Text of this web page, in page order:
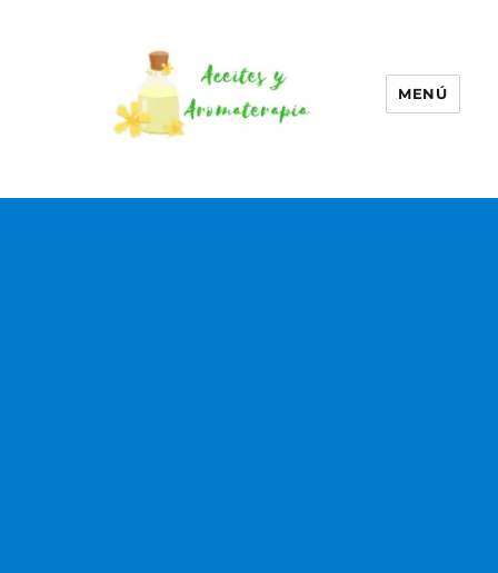
Aromaterapia
MENÚ